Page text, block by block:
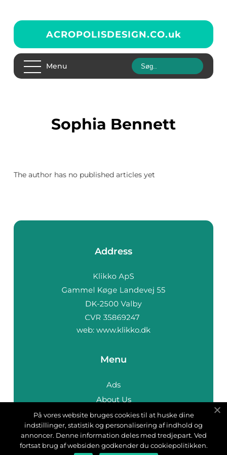
ACROPOLISDESIGN.CO.uk
Menu
Sophia Bennett
The author has no published articles yet
Address
web: www.klikko.dk
Menu
Ads
About Us
Cookies
Contact
Sitemap
På vores website bruges cookies til at huske dine
indstillinger, statistik og personalisering af indhold og
annoncer. Denne information deles med tredjepart. Ved
fortsat brug af websiden godkender du cookiepolitikken.